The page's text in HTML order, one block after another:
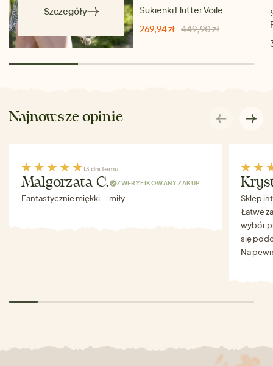
Szczegóły
Sukienki Flutter Voile
269,94 zł 449,90 zł
Najnowsze opinie
13 dni temu
Malgorzata C. ZWERYFIKOWANY ZAKUP
Fantastycznie miękki ….miły
Sklep
Łatwe
wybór
się
Na